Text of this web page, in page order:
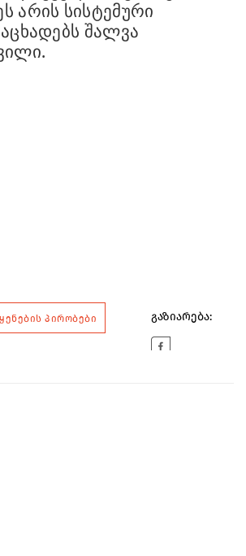
არის სისტემური
აცხადებს შალვა
პირობები გაზიარება: